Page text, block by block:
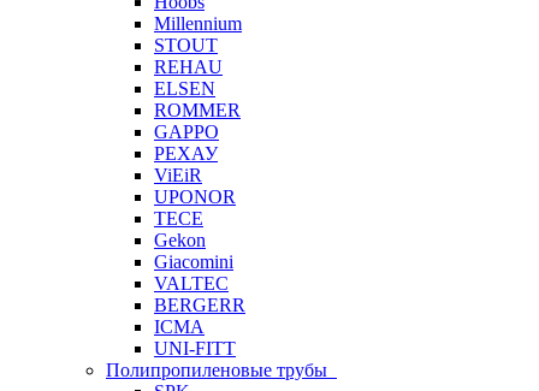
Millennium
STOUT
REHAU
ELSEN
ROMMER
GAPPO
РЕХАУ
ViEiR
UPONOR
TECE
Gekon
Giacomini
VALTEC
BERGERR
ICMA
UNI-FITT
Полипропиленовые трубы